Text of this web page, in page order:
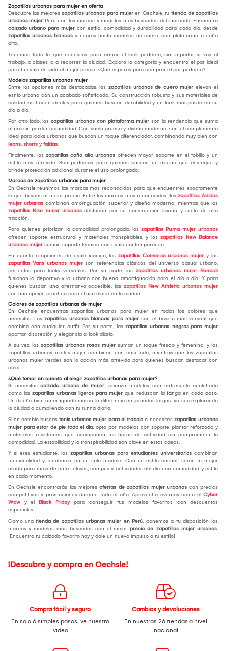
Zapatillas urbanas para mujer en oferta
Descubre las mejores zapatillas urbanas para mujer en Oechsle, tu tienda de zapatillas
urbanas mujer Perú con las marcas y modelos más buscados del mercado. Encuentra
calzado urbano para mujer con estilo, comodidad y durabilidad para cada día, desde
zapatillas urbanas blancas y negras hasta modelos de cuero, con plataforma o caña
alta.
Tenemos todo lo que necesitas para armar el look perfecto, sin importar si vas al
trabajo, a clases o a recorrer la ciudad. Explora la categoría y encuentra el par ideal
para tu estilo de vida al mejor precio. ¿Qué esperas para comprar el par perfecto?
Modelos zapatillas urbanas mujer
Entre las opciones más destacadas, las zapatillas urbanas de cuero mujer elevan el
estilo urbano con un acabado sofisticado. Su construcción robusta y sus materiales de
calidad las hacen ideales para quienes buscan durabilidad y un look más pulido en su
día a día.
Por otro lado, las zapatillas urbanas con plataforma mujer son la tendencia que suma
altura sin perder comodidad. Con suela gruesa y diseño moderno, son el complemento
ideal para looks urbanos que buscan un toque diferenciador, combinando muy bien con
jeans, shorts y faldas.
Finalmente, las zapatillas caña alta urbanas ofrecen mayor soporte en el tobillo y un
estilo más atrevido. Son perfectas para quienes buscan un diseño que destaque y
brinde protección adicional durante el uso prolongado.
Marcas de zapatillas urbanas para mujer
En Oechsle reunimos las marcas más reconocidas para que encuentres exactamente
lo que buscas al mejor precio. Entre las marcas más reconocidas, las zapatillas Adidas
mujer urbanas combinan amortiguación superior y diseño moderno, mientras que las
zapatillas Nike mujer urbanas destacan por su construcción liviana y suela de alta
tracción.
Para quienes priorizan la comodidad prolongada, las zapatillas Puma mujer urbanas
ofrecen soporte estructural y materiales transpirables, y las zapatillas New Balance
urbanas mujer suman soporte técnico con estilo contemporáneo.
En cuanto a opciones de estilo icónico, las zapatillas Converse urbanas mujer y las
zapatillas Vans urbanas mujer son referencias clásicas del universo casual urbano,
perfectas para looks versátiles. Por su parte, las zapatillas urbanas mujer Reebok
fusionan lo deportivo y lo urbano con buena amortiguación para el día a día. Y para
quienes buscan una alternativa accesible, las zapatillas New Athletic urbanas mujer
son una opción práctica para el uso diario en la ciudad.
Colores de zapatillas urbanas de mujer
En Oechsle encuentras zapatillas urbanas para mujer en todos los colores que
necesitas. Las zapatillas urbanas blancas para mujer son el básico más versátil que
combina con cualquier outfit. Por su parte, las zapatillas urbanas negras para mujer
aportan discreción y elegancia al look diario.
A su vez, las zapatillas urbanas rosas mujer suman un toque fresco y femenino; y las
zapatillas urbanas azules mujer combinan con casi todo, mientras que las zapatillas
urbanas mujer verdes son la opción más atrevida para quienes buscan destacar con
color.
¿Qué tomar en cuenta al elegir zapatillas urbanas para mujer?
Si necesitas calzado urbano de mujer, prioriza modelos con entresuela acolchada
como las zapatillas urbanas ligeras para mujer que reduzcan la fatiga en cada paso.
Un diseño bien amortiguado marca la diferencia en jornadas largas, ya sea explorando
la ciudad o cumpliendo con tu rutina diaria.
Si en cambio buscas tenis urbanos mujer para el trabajo o necesitas zapatillas urbanas
mujer para estar de pie todo el día, opta por modelos con soporte plantar reforzado y
materiales resistentes que acompañen tus horas de actividad sin comprometer la
comodidad. La estabilidad y la transpirabilidad son clave en estos casos.
Y si eres estudiante, las zapatillas urbanas para estudiantes universitarias combinan
funcionalidad y tendencia en un solo modelo. Con un estilo casual, serán tu mejor
aliada para moverte entre clases, campus y actividades del día con comodidad y estilo
en cada momento.
En Oechsle encontrarás las mejores ofertas de zapatillas mujer urbanas con precios
competitivos y promociones durante todo el año. Aprovecha eventos como el Cyber
Wow y el Black Fridaypara conseguir tus modelos favoritos con descuentos
especiales.
Como una tienda de zapatillas urbanas mujer en Perú, ponemos a tu disposición las
marcas y modelos más buscados con el mejor precio de zapatillas mujer urbanas.
¡Encuentra tu calzado favorito hoy y dale un nuevo impulso a tu estilo!
¡Descubre y compra en Oechsle!
Compra fácil y seguro
En solo 6 simples pasos, ve nuestro
video
Cambios y devoluciones
En nuestras 26 tiendas a nivel
nacional